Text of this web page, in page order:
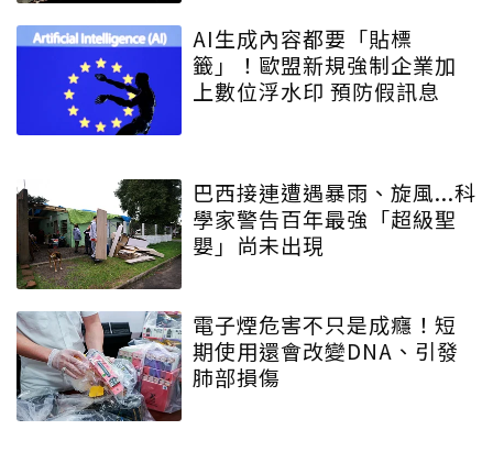
AI生成內容都要「貼標
籤」！歐盟新規強制企業加
上數位浮水印 預防假訊息
巴西接連遭遇暴雨、旋風...科
學家警告百年最強「超級聖
嬰」尚未出現
電子煙危害不只是成癮！短
期使用還會改變DNA、引發
肺部損傷